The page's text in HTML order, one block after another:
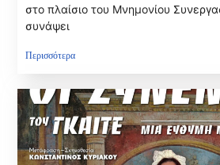
στο πλαίσιο του Μνημονίου
συνάψει
Περισσότερα